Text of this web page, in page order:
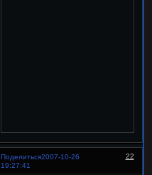
Поделиться 22
2007-10-26
19:27:41